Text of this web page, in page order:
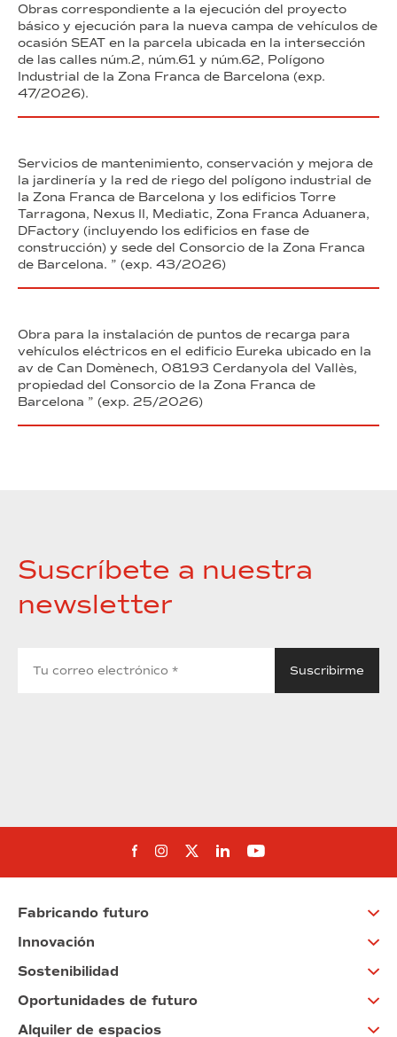
Obras correspondiente a la ejecución del proyecto
básico y ejecución para la nueva campa de vehículos de
ocasión SEAT en la parcela ubicada en la intersección
de las calles núm.2, núm.61 y núm.62, Polígono
Industrial de la Zona Franca de Barcelona (exp.
47/2026).
Servicios de mantenimiento, conservación y mejora de
la jardinería y la red de riego del polígono industrial de
la Zona Franca de Barcelona y los edificios Torre
Tarragona, Nexus II, Mediatic, Zona Franca Aduanera,
DFactory (incluyendo los edificios en fase de
construcción) y sede del Consorcio de la Zona Franca
de Barcelona. ” (exp. 43/2026)
Obra para la instalación de puntos de recarga para
vehículos eléctricos en el edificio Eureka ubicado en la
av de Can Domènech, 08193 Cerdanyola del Vallès,
propiedad del Consorcio de la Zona Franca de
Barcelona ” (exp. 25/2026)
Suscríbete a nuestra
newsletter
Síguenos en Facebook
Síguenos en Instagram
Síguenos en Twitter
Síguenos en Linkedin
Síguenos en
Fabricando futuro
Innovación
Sostenibilidad
Oportunidades de futuro
Alquiler de espacios